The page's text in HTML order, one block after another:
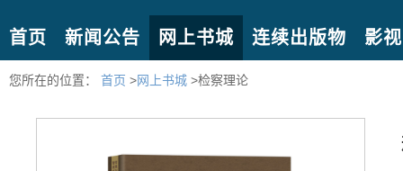
首页 新闻公告 网上书城 连续出版物 影
您所在的位置： 首页 >网上书城 >检察理论